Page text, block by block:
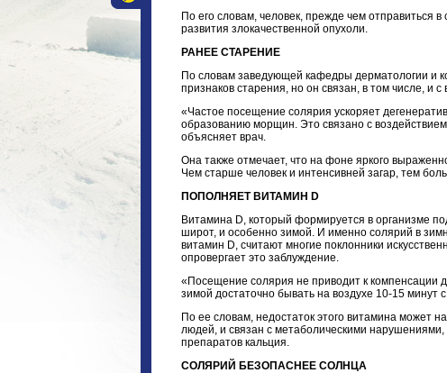
По его словам, человек, прежде чем отправиться
развития злокачественной опухоли.
РАНЕЕ СТАРЕНИЕ
По словам заведующей кафедры дерматологии
признаков старения, но он связан, в том числе, и
«Частое посещение солярия ускоряет
образованию морщин. Это связано с
объясняет врач.
Она также отмечает, что на фоне яркого
Чем старше человек и интенсивней загар, тем
ПОПОЛНЯЕТ ВИТАМИН D
Витамина D, который формируется в организме
широт, и особенно зимой. И именно солярий в
витамин D, считают многие поклонники
опровергает это заблуждение.
«Посещение солярия не приводит к компенсации
зимой достаточно бывать на воздухе 10-15
По ее словам, недостаток этого витамина может
людей, и связан с метаболическими
препаратов кальция.
СОЛЯРИЙ БЕЗОПАСНЕЕ СОЛНЦА